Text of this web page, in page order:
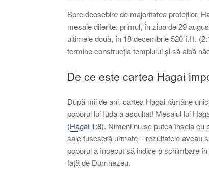
Spre deosebire de majoritatea profeților,
mesaje diferite: primul, în ziua de 29
ultimele două, în 18 decembrie 520 î.H.
termine construcția templului și să aibă
De ce este cartea Hagai
După mii de ani, cartea Hagai rămâne
poporul lui Iuda a ascultat! Mesajul lui
(Hagai 1:8). Nimeni nu se putea înșela cu
sale fuseseră urmate – rezultatele aveau
poporul a început să indice o schimbare
față de Dumnezeu.